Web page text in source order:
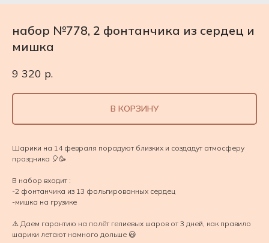
набор №778, 2 фонтанчика из сердец и
мишка
9 320 р.
В КОРЗИНУ
Шарики на 14 февраля порадуют близких и создадут атмосферу
праздника 🎈🥳
В набор входит :
-2 фонтанчика из 13 фольгированных сердец
-мишка на грузике
⚠️ Даем гарантию на полёт гелиевых шаров от 3 дней, как правило
шарики летают намного дольше 😃